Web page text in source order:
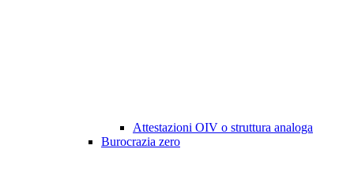
Attestazioni OIV o struttura analoga
Burocrazia zero